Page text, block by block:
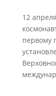
12
первому